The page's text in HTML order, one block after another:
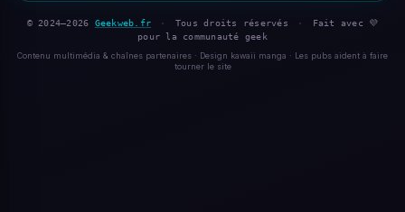
© 2024–2026 Geekweb.fr · Tous droits réservés ·
Fait avec 💜
pour la communauté geek
Contenu multimédia & chaînes partenaires · Design kawaii manga · Les pubs aident à faire
tourner le site